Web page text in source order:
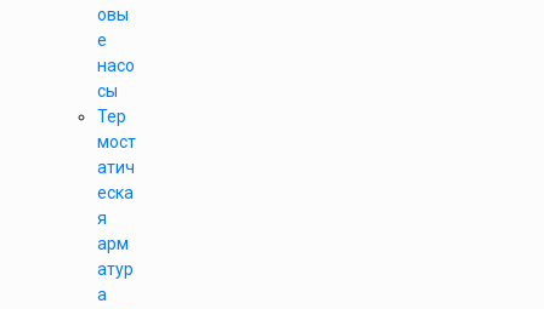
овы
е
насо
сы
Тер
мост
атич
еска
я
арм
атур
а